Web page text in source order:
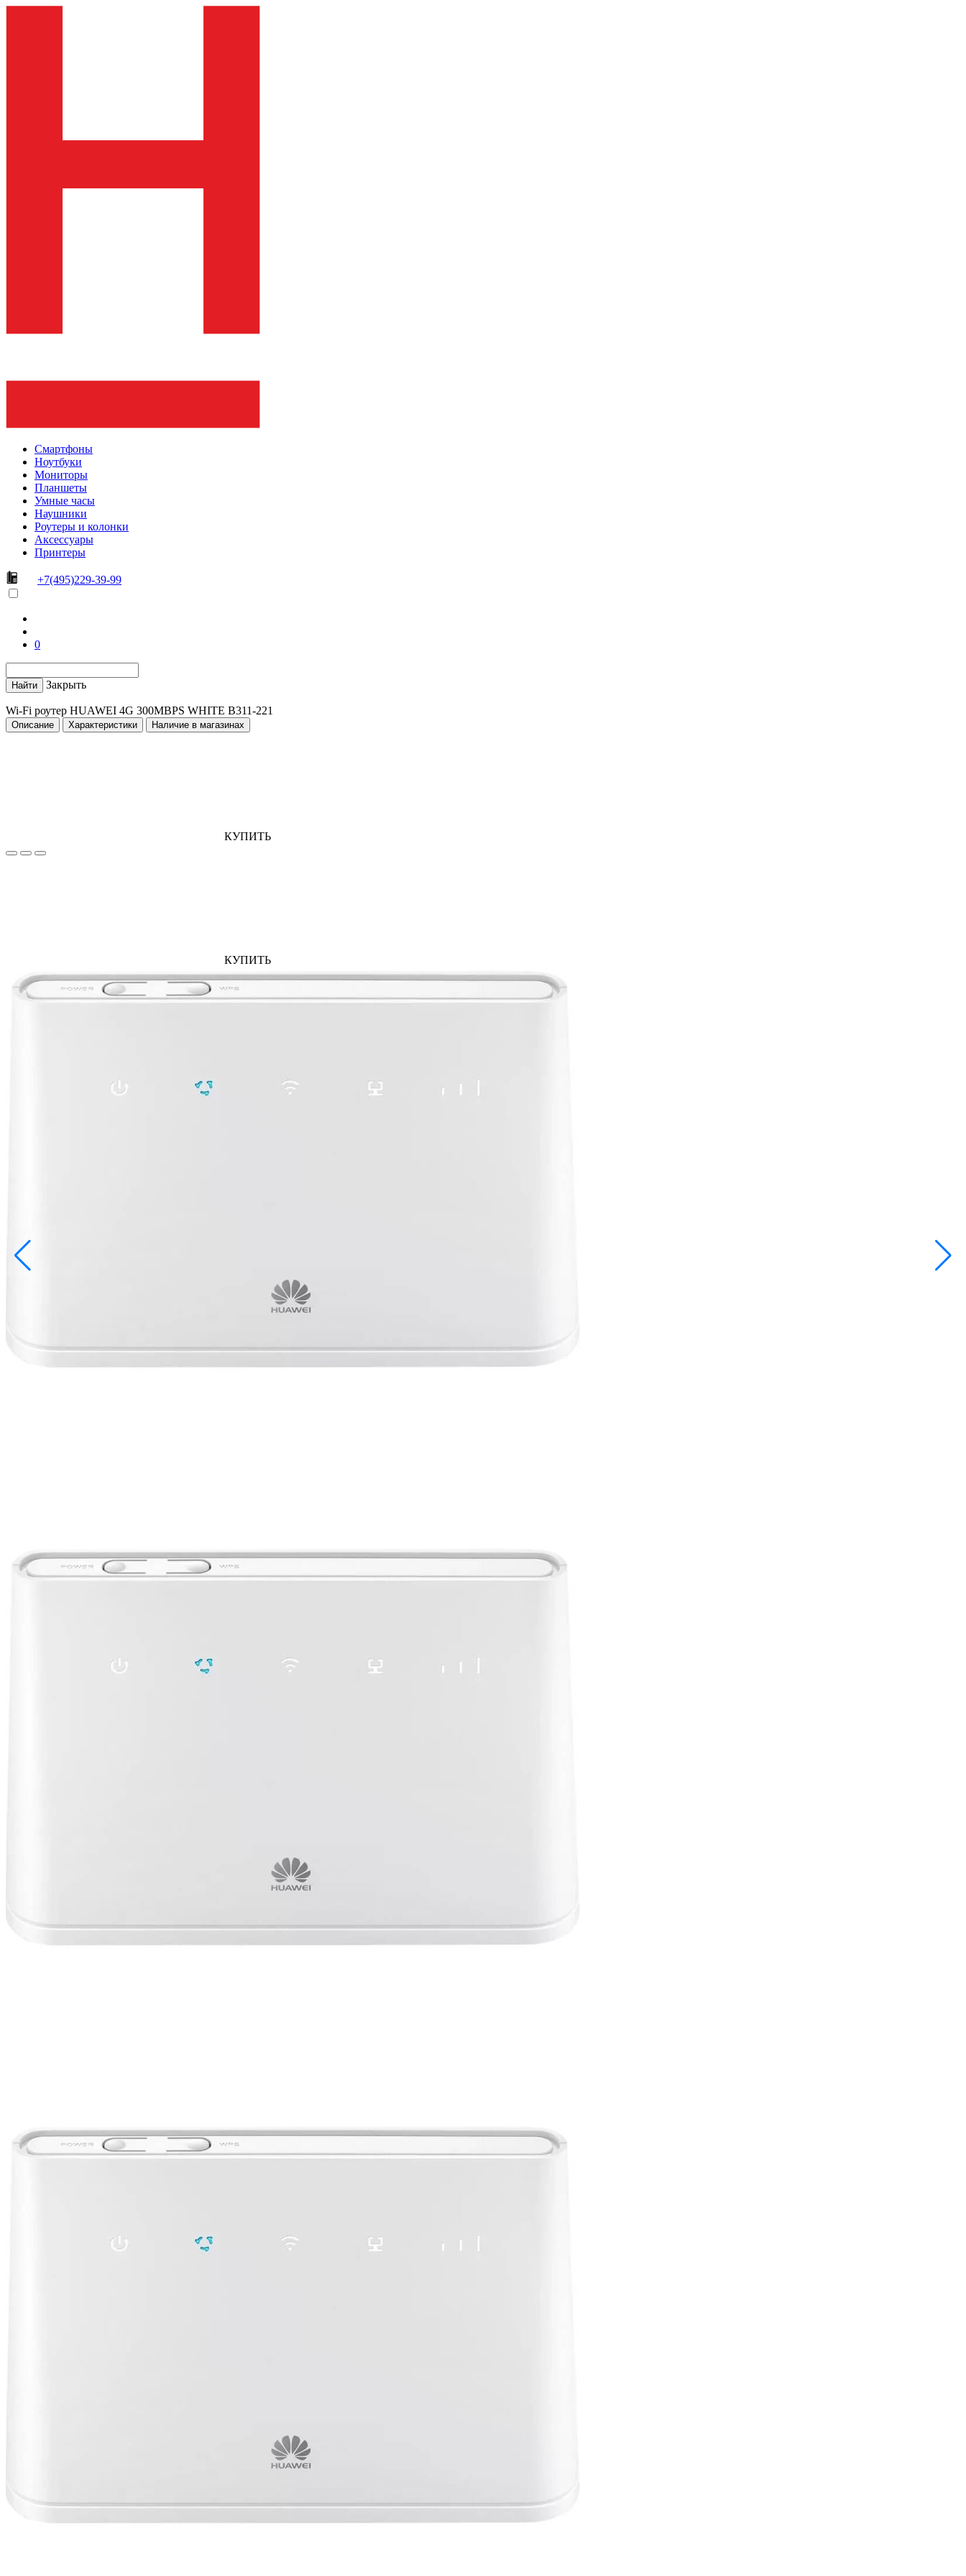
Смартфоны
Ноутбуки
Мониторы
Планшеты
Умные часы
Наушники
Роутеры и колонки
Аксессуары
Принтеры
+7(495)229-39-99
0
Найти Закрыть
Wi-Fi роутер HUAWEI 4G 300MBPS WHITE B311-221
Описание Характеристики Наличие в магазинах
КУПИТЬ
КУПИТЬ